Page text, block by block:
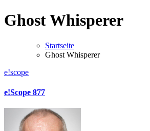
Ghost Whisperer
Startseite
Ghost Whisperer
e!scope
e!Scope 877